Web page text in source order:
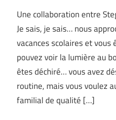
Une collaboration entre
Je sais, je sais… nous
vacances scolaires et vous
pouvez voir la lumière au
êtes déchiré… vous avez
routine, mais vous voulez
familial de qualité […]